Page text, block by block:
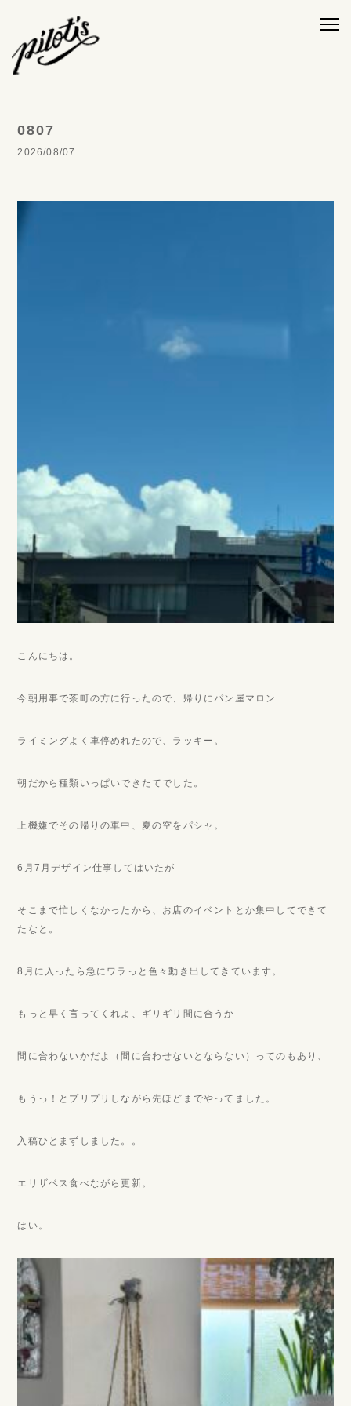
0807
2026/08/07
こんにちは。
今朝用事で茶町の方に行ったので、帰りにパン屋マロン
ライミングよく車停めれたので、ラッキー。
朝だから種類いっぱいできたてでした。
上機嫌でその帰りの車中、夏の空をパシャ。
6月7月デザイン仕事してはいたが
そこまで忙しくなかったから、お店のイベントとか集中してできて
たなと。
8月に入ったら急にワラっと色々動き出してきています。
もっと早く言ってくれよ、ギリギリ間に合うか
間に合わないかだよ（間に合わせないとならない）ってのもあり、
もうっ！とプリプリしながら先ほどまでやってました。
入稿ひとまずしました。。
エリザベス食べながら更新。
はい。